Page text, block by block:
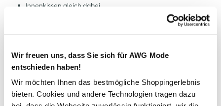
Wir freuen uns, dass Sie sich für AWG Mode
entschieden haben!
Wir möchten Ihnen das bestmögliche Shoppingerlebnis
bieten. Cookies und andere Technologien tragen dazu
Innenkissen gleich dabei
AWG Artikelnummer